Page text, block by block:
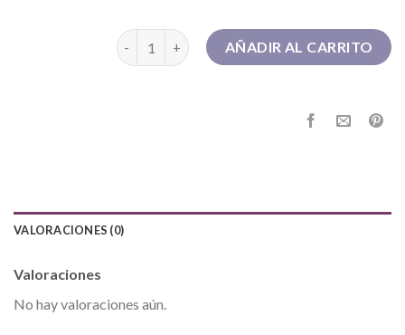
zapatos de seguridad cantidadAÑADIR AL CARRITO
VALORACIONES (0)
Valoraciones
No hay valoraciones aún.